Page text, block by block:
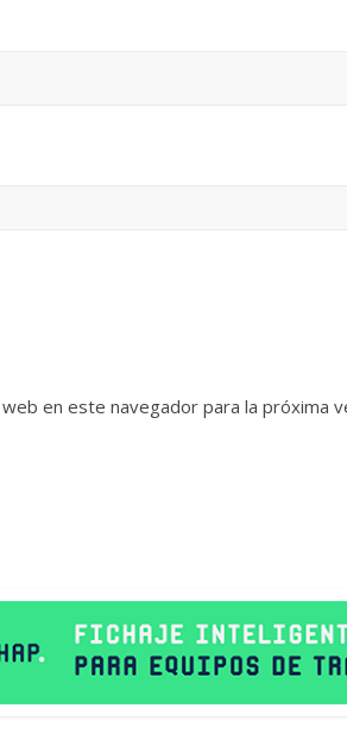
en este navegador para la próxima